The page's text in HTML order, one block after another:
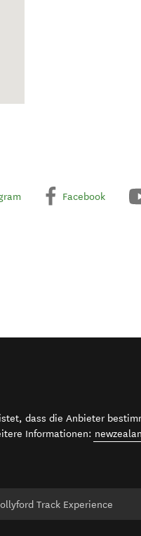
Facebook
dass die Anbieter
Informationen:
Track Experience